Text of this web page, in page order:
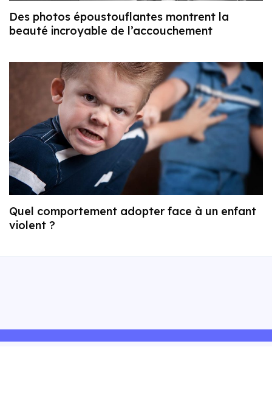
Des photos époustouflantes montrent la
beauté incroyable de l’accouchement
Quel comportement adopter face à un enfant
violent ?